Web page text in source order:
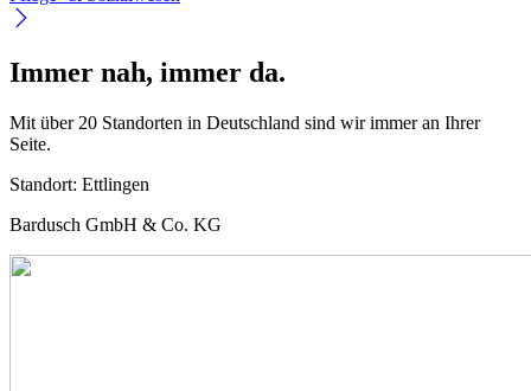
Immer nah, immer da.
Mit über 20 Standorten in Deutschland sind wir immer an Ihrer
Seite.
Standort: Ettlingen
Bardusch GmbH & Co. KG